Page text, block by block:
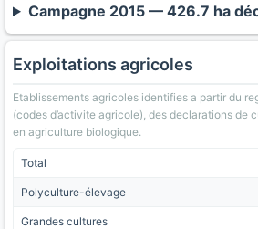
Campagne 2015 — 426.7 ha
Exploitations agricoles
Etablissements agricoles identifies a partir du
(codes d’activite agricole), des declarations de
en agriculture biologique.
Total
Polyculture-élevage
Grandes cultures